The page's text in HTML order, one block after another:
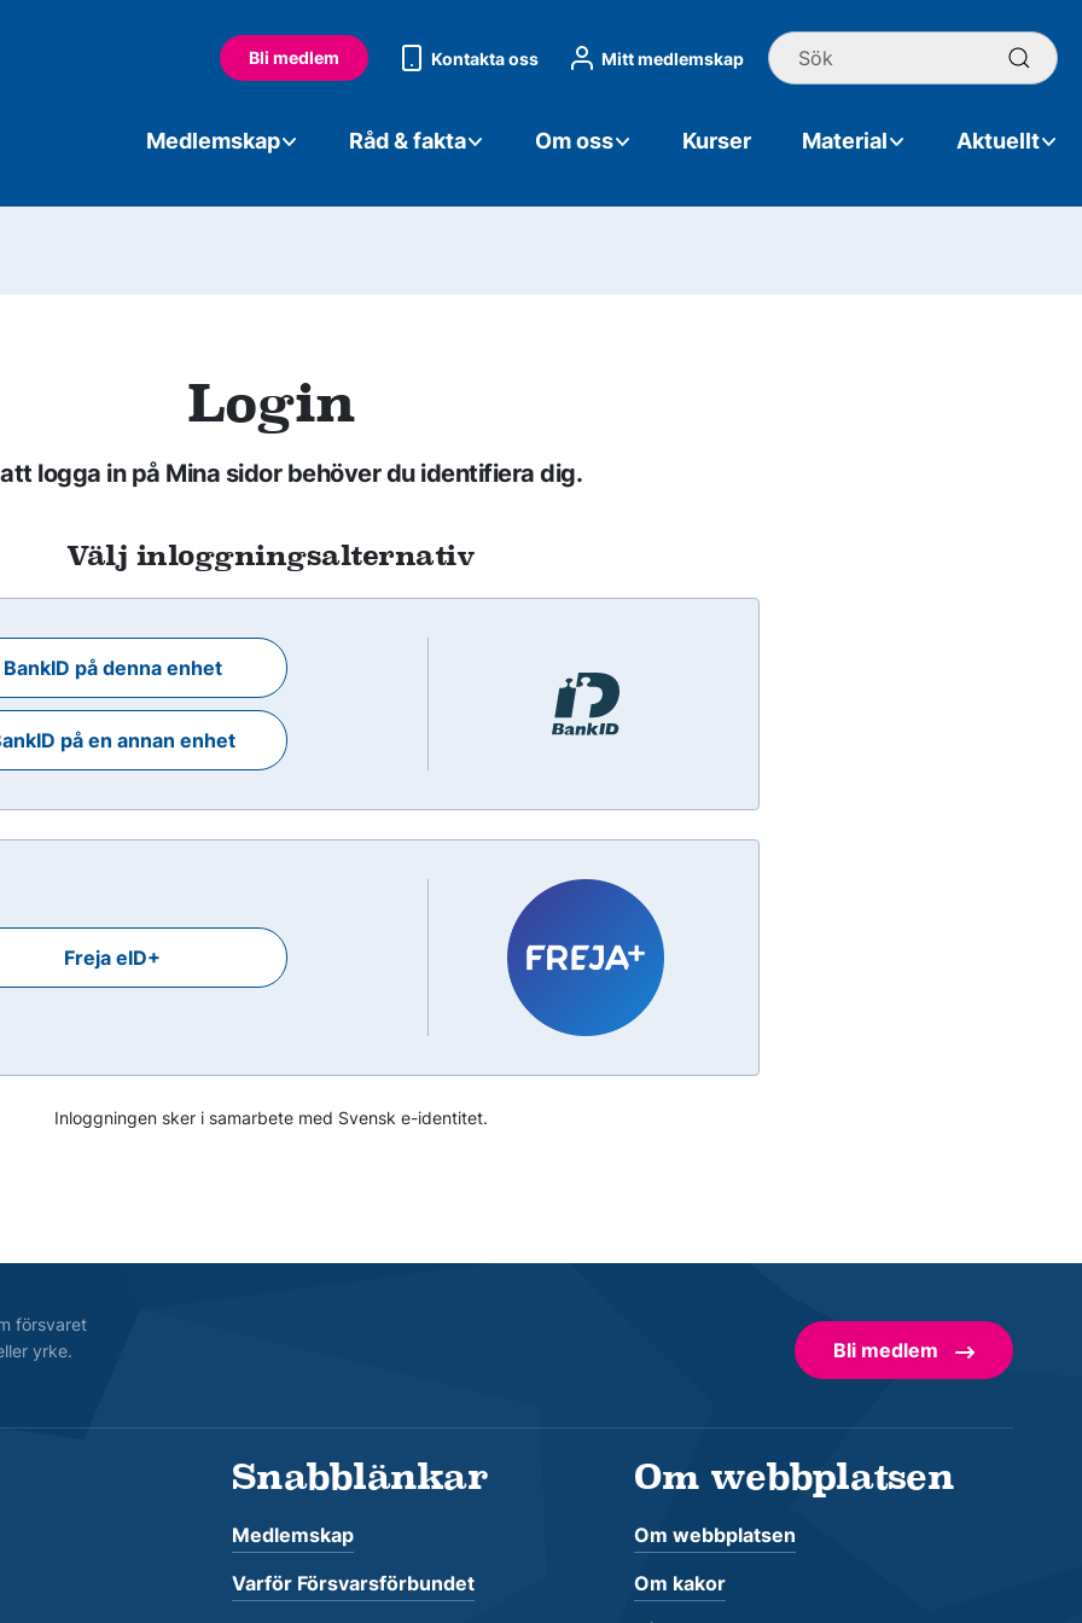
Bli medlem Kontakta oss Mitt medlemskap Sök
Medlemskap Råd & fakta Om oss Kurser Material Aktuellt
Login
logga in på Mina sidor behöver du identifiera dig.
Välj inloggningsalternativ
BankID på denna enhet
på en annan enhet
Freja eID+
Inloggningen sker i samarbete med Svensk e-identitet.
försvaret
yrke.
Bli medlem
Snabblänkar
Medlemskap
Varför Försvarsförbundet
Om webbplatsen
Om webbplatsen
Om kakor